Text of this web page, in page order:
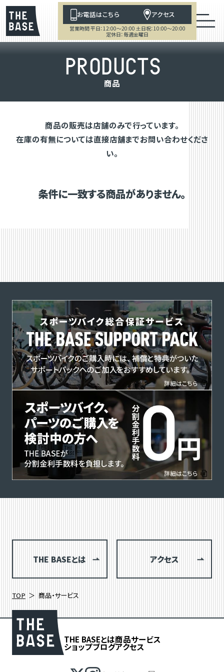
お電話はこちら アクセス
営業時間 平日：12:00～20:00 土日祝：10:00～20:00
定休日：毎週金曜日
PRODUCTS
商品
商品の販売は店舗のみで行っています。
在庫の有無については直接店舗までお問い合わせくださ
い。
条件に一致する商品がありません。
THE BASEとは アクセス
TOP 商品・サービス
THE BASEとは商品サービス
ショップブログアクセス